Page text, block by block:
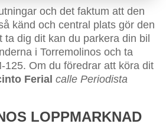
och det faktum att den
känd och central plats gör den
ta dig dit kan du parkera din bil
i Torremolinos och ta
125. Om du föredrar att köra dit
Ferial calle Periodista
LOPPMARKNAD